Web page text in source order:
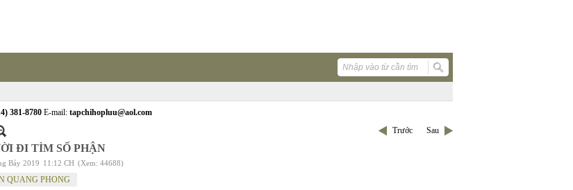
381-8780 E-mail: tapchihopluu@aol.com
Trước Sau
ĐI TÌM SỐ PHẬN
Bảy 2019 11:12 CH (Xem: 44688)
QUANG PHONG